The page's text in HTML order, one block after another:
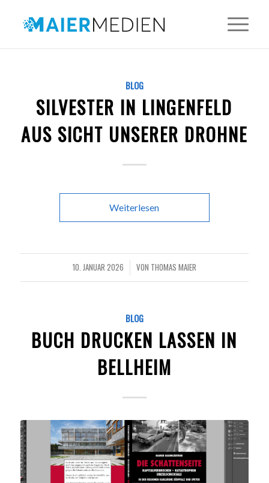
BLOG
SILVESTER IN LINGENFELD
AUS SICHT UNSERER DROHNE
Weiterlesen
10. JANUAR 2026
/ VON THOMAS MAIER
BLOG
BUCH DRUCKEN LASSEN IN
BELLHEIM